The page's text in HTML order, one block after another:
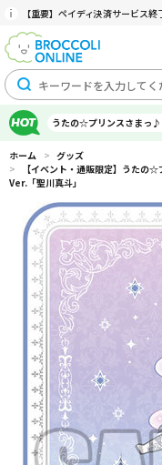
【重要】ペイディ決済サービス
うたの☆プリンスさまっ♪
ホーム > グッズ
>
【イベント・通販限定】うたの
Ver.「聖川真斗」